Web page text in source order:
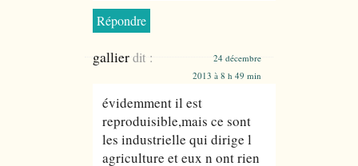
Répondre
gallierdit :
24 décembre
2013 à 8 h 49 min
évidemment il est
reproduisible,mais ce sont
les industrielle qui dirige l
agriculture et eux n ont rien